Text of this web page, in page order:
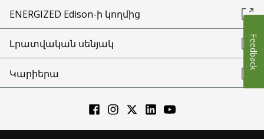
ENERGIZED Edison-ի կողմից
Լրատվական սենյակ
Կարիերա
Feedback